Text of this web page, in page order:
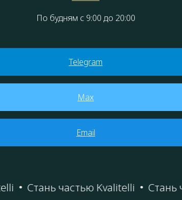
По будням с 9:00 до 20:00
Telegram
Max
Email
Стань частью Kvalitelli Стань